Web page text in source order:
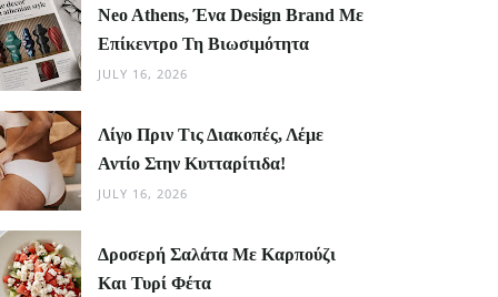
Neo Athens, Ένα Design Brand Με
Επίκεντρο Τη Βιωσιμότητα
JULY 16, 2026
Λίγο Πριν Τις Διακοπές, Λέμε
Αντίο Στην Κυτταρίτιδα!
JULY 16, 2026
Δροσερή Σαλάτα Με Καρπούζι
Και Τυρί Φέτα